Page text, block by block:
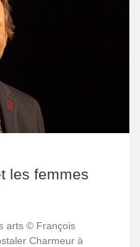
les femmes
arts © François
Charmeur à